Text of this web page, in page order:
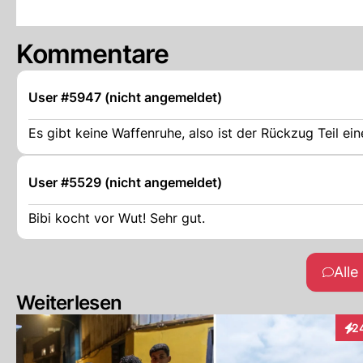
Kommentare
User #5947 (nicht angemeldet)
Es gibt keine Waffenruhe, also ist der Rückzug Teil
User #5529 (nicht angemeldet)
Bibi kocht vor Wut! Sehr gut.
Weiterlesen